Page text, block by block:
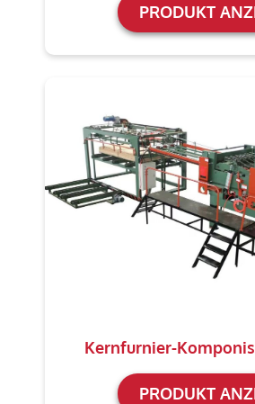
PRODUKT
Kernfurnier-
PRODUKT